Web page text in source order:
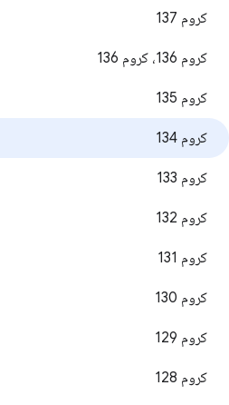
کروم 137
کروم 136، کروم 136
کروم 135
کروم 134
کروم 133
کروم 132
کروم 131
کروم 130
کروم 129
کروم 128